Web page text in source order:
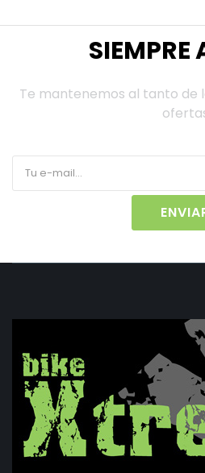
SIEMPRE
Te mantenemos al tanto de